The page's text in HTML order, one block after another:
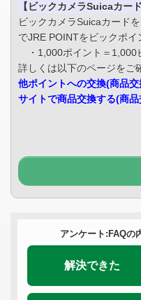
【ビックカメラSuicaカー
ビックカメラSuicaカード
でJRE POINTをビックポイ
・1,000ポイント＝1,000
詳しくは以下のページをご
他ポイントへの交換(商品
サイトで商品交換する(商
アンケート:FAQの
解決できた